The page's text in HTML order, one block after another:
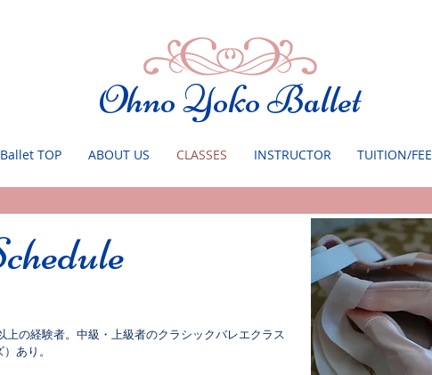
Ohno Yoko Ballet
TOP ABOUT US CLASSES INSTRUCTOR TUITION/FEE
上の経験者。中級・上級者のクラシックバレエクラス
あり。